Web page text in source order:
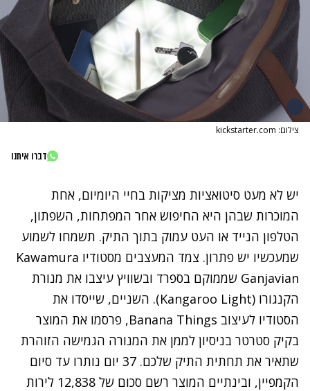
צילום: kickstarter.com
דברו איתנו
יש לא מעט סיטואציות מציקות בחיי היומיום, אחת
המוכרות שבהן היא החיפוש אחר המפתחות, השפתון,
הטלפון הנייד או העט עמוק בתוך התיק. תשמחו לשמוע
שמעכשיו יש פתרון. צמד המעצבים מסטודיו Kawamura
Ganjavian שממוקם בספרד ובשוויץ עיצבו את מנורת
הקנגורו (Kangaroo Light). השניים, שייסדו את
הסטודיו לעיצוב Banana Things, פרסמו את המוצר
בקיק סטרטר בניסיון לממן את המנורה הגמישה הזוהרת
שתאיר את תחתית התיק שלכם. 37 יום נותרו עד סיום
הקמפיין, ובינתיים המוצר רשם סכום של 12,838 לירות